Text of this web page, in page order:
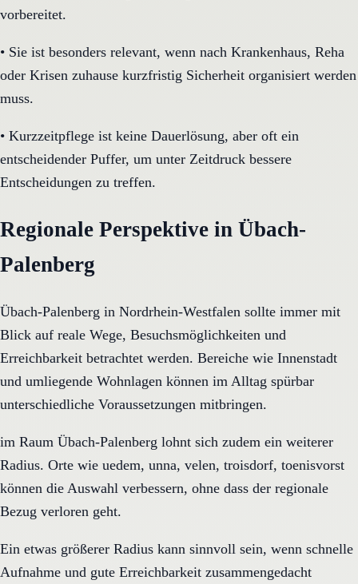
vorbereitet.
• Sie ist besonders relevant, wenn nach Krankenhaus, Reha
oder Krisen zuhause kurzfristig Sicherheit organisiert werden
muss.
• Kurzzeitpflege ist keine Dauerlösung, aber oft ein
entscheidender Puffer, um unter Zeitdruck bessere
Entscheidungen zu treffen.
Regionale Perspektive in Übach-
Palenberg
Übach-Palenberg in Nordrhein-Westfalen sollte immer mit
Blick auf reale Wege, Besuchsmöglichkeiten und
Erreichbarkeit betrachtet werden. Bereiche wie Innenstadt
und umliegende Wohnlagen können im Alltag spürbar
unterschiedliche Voraussetzungen mitbringen.
im Raum Übach-Palenberg lohnt sich zudem ein weiterer
Radius. Orte wie uedem, unna, velen, troisdorf, toenisvorst
können die Auswahl verbessern, ohne dass der regionale
Bezug verloren geht.
Ein etwas größerer Radius kann sinnvoll sein, wenn schnelle
Aufnahme und gute Erreichbarkeit zusammengedacht